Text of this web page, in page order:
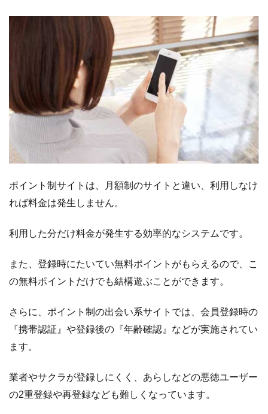
ト）
ワク
ワク
メー
ル
（サ
クラ
の少
ない
出会
サイ
1.3 PC☆MAX（大
人の関係を求
イト）
1.4 ワイ
面目
なコ
ポイント制サイトは、月額制のサイトと違い、利用しなけ
れば料金は発生しません。
利用した分だけ料金が発生する効率的なシステムです。
また、登録時にたいてい無料ポイントがもらえるので、こ
の無料ポイントだけでも結構遊ぶことができます。
さらに、ポイント制の出会い系サイトでは、会員登録時の
『携帯認証』や登録後の『年齢確認』などが実施されてい
ます。
業者やサクラが登録しにくく、あらしなどの悪徳ユーザー
の2重登録や再登録なども難しくなっています。